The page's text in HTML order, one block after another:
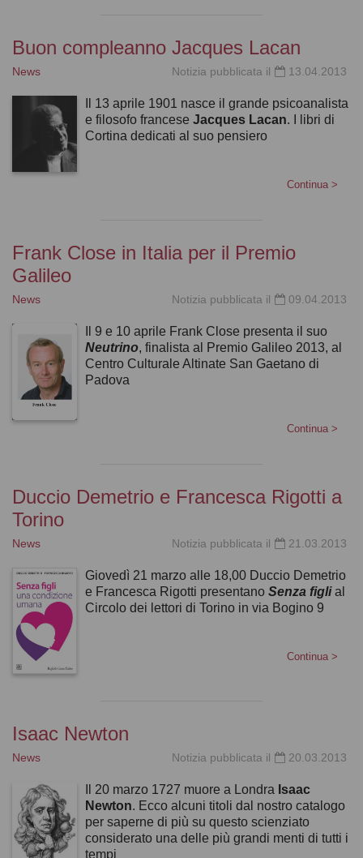
Buon compleanno Jacques Lacan
News Notizia pubblicata il 13.04.2013
Il 13 aprile 1901 nasce il grande psicoanalista
e filosofo francese Jacques Lacan. I libri di
Cortina dedicati al suo pensiero
Continua >
Frank Close in Italia per il Premio
Galileo
News Notizia pubblicata il 09.04.2013
Il 9 e 10 aprile Frank Close presenta il suo
Neutrino, finalista al Premio Galileo 2013, al
Centro Culturale Altinate San Gaetano di
Padova
Continua >
Duccio Demetrio e Francesca Rigotti a
Torino
News Notizia pubblicata il 21.03.2013
Giovedì 21 marzo alle 18,00 Duccio Demetrio
e Francesca Rigotti presentano Senza figlial
Circolo dei lettori di Torino in via Bogino 9
Continua >
Isaac Newton
News Notizia pubblicata il 20.03.2013
Il 20 marzo 1727 muore a Londra Isaac
Newton. Ecco alcuni titoli dal nostro catalogo
per saperne di più su questo scienziato
considerato una delle più grandi menti di tutti i
tempi